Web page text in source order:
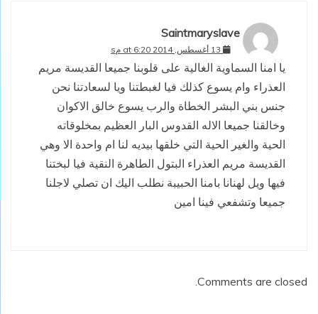
Saintmaryslave
13 أغسطس, 2014 at 6:20 مs
يا امنا السماوية الغالية على قلوبنا جميعا القديسة مريم
العذراء وام يسوع كذلك فيا لغبطتنا ويا لسعادتنا نحن
جنس بني البشر الخطاة والرب يسوع خالق الاكوان
وخالقنا جميعا الاله القدوس البار العظيم بمخلوقاته
الحية والغير الحية التي خلقها بيديه لنا ام واحدة الا وهي
القديسة مريم العذراء البتول الطاهرة النقية فيا لبختنا
فيها ويل لهنانا بامنا الحبيبة نطلب اليك ان تصلي لاجلنا
جميعا وتشفعي فينا امين
Comments are closed.